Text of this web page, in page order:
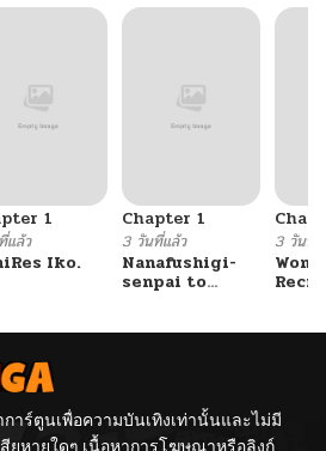
1
แล้ว
Iko.
Chapter 1
3 วันที่แล้ว
Nanafushigi-
senpai to
3 วันที่
าร์ตูนเพื่อความบันเทิงเท่านั้นและไม่มี